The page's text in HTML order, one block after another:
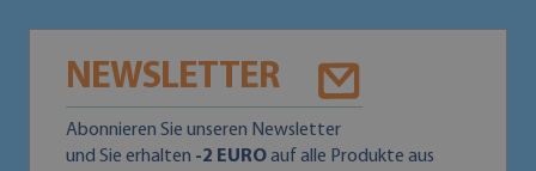
NEWSLETTER
Abonnieren Sie unseren Newsletter
und Sie erhalten -2 EUROauf alle Produkte aus